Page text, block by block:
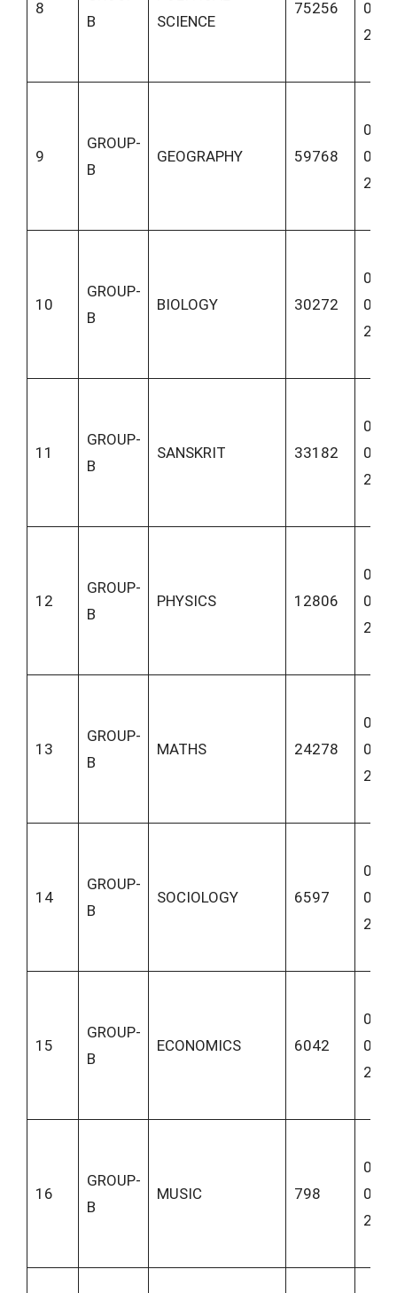
8
B
SCIENCE
75256
06-
9
GROUP-
B
GEOGRAPHY 59768
04-
06-
10
GROUP-
B
BIOLOGY 30272
04-
06-
11
GROUP-
B
SANSKRIT 33182
05-
06-
12
GROUP-
B
PHYSICS 12806
05-
06-
13
GROUP-
B
MATHS 24278
05-
06-
14
GROUP-
B
SOCIOLOGY 6597
06-
06-
15
GROUP-
B
ECONOMICS 6042
06-
06-
16
GROUP-
B
MUSIC 798
06-
06-